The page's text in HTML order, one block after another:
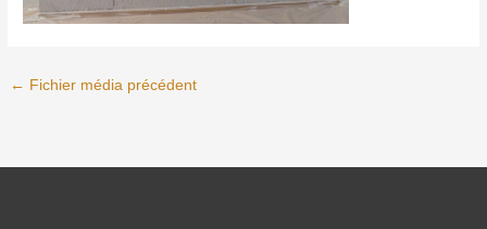
← Fichier média précédent